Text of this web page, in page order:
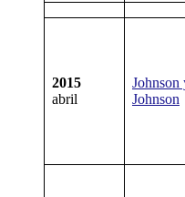
2015
abril
Johnson
Johnson